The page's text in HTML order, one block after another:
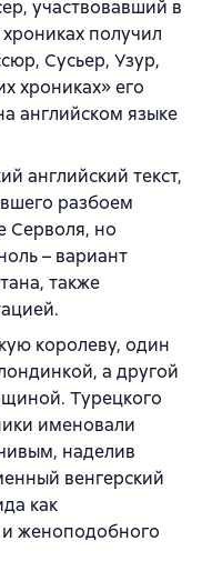
участвовавший в
получил
Сусьер, Узур,
хрониках» его
английском языке
английский текст,
разбоем
Серволя, но
– вариант
также
королеву, один
а другой
Турецкого
именовали
наделив
венгерский
как
и женоподобного